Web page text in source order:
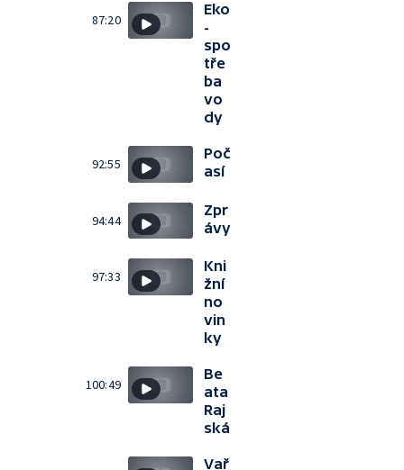
87:20
Eko
-
spo
tře
ba
vo
dy
92:55
Poč
así
94:44
Zpr
ávy
97:33
Kni
žní
no
vin
ky
100:49
Be
ata
Raj
ská
Vař